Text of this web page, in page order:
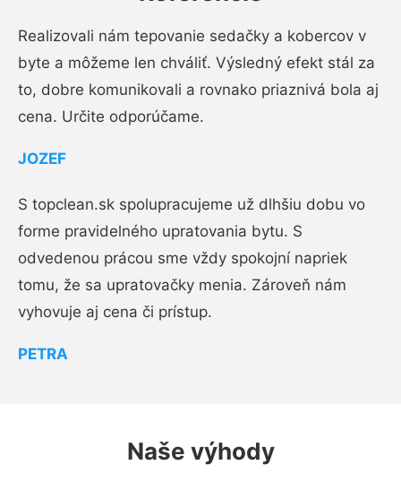
Realizovali nám tepovanie sedačky a kobercov v
byte a môžeme len chváliť. Výsledný efekt stál za
to, dobre komunikovali a rovnako priaznivá bola aj
cena. Určite odporúčame.
JOZEF
S topclean.sk spolupracujeme už dlhšiu dobu vo
forme pravidelného upratovania bytu. S
odvedenou prácou sme vždy spokojní napriek
tomu, že sa upratovačky menia. Zároveň nám
vyhovuje aj cena či prístup.
PETRA
Naše výhody